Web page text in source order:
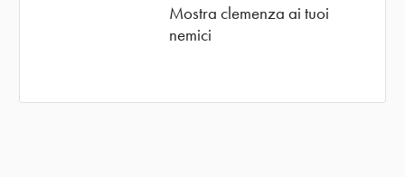
Mostra clemenza ai tuoi
nemici